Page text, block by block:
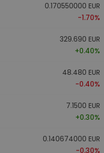
0.170550000 EUR
-1.70%
329.690 EUR
+0.40%
48.480 EUR
-0.40%
7.1500 EUR
+0.30%
0.140674000 EUR
-0.30%